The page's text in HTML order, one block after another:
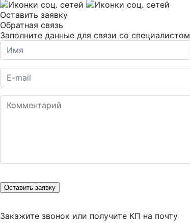
Оставить заявку
Обратная связь
Заполните данные для связи со специалистом
Оставить заявку
Закажите звонок или получите КП на почту